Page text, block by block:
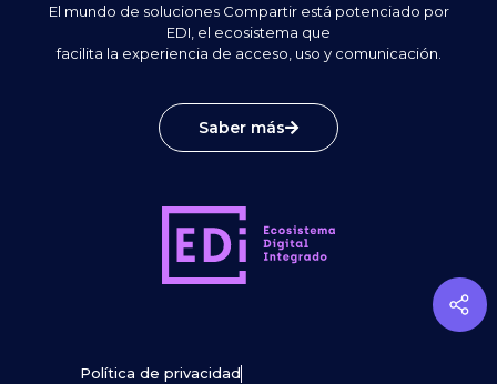
El mundo de soluciones Compartir está potenciado por
EDI, el ecosistema que
facilita la experiencia de acceso, uso y comunicación.
Saber más
Política de privacidad